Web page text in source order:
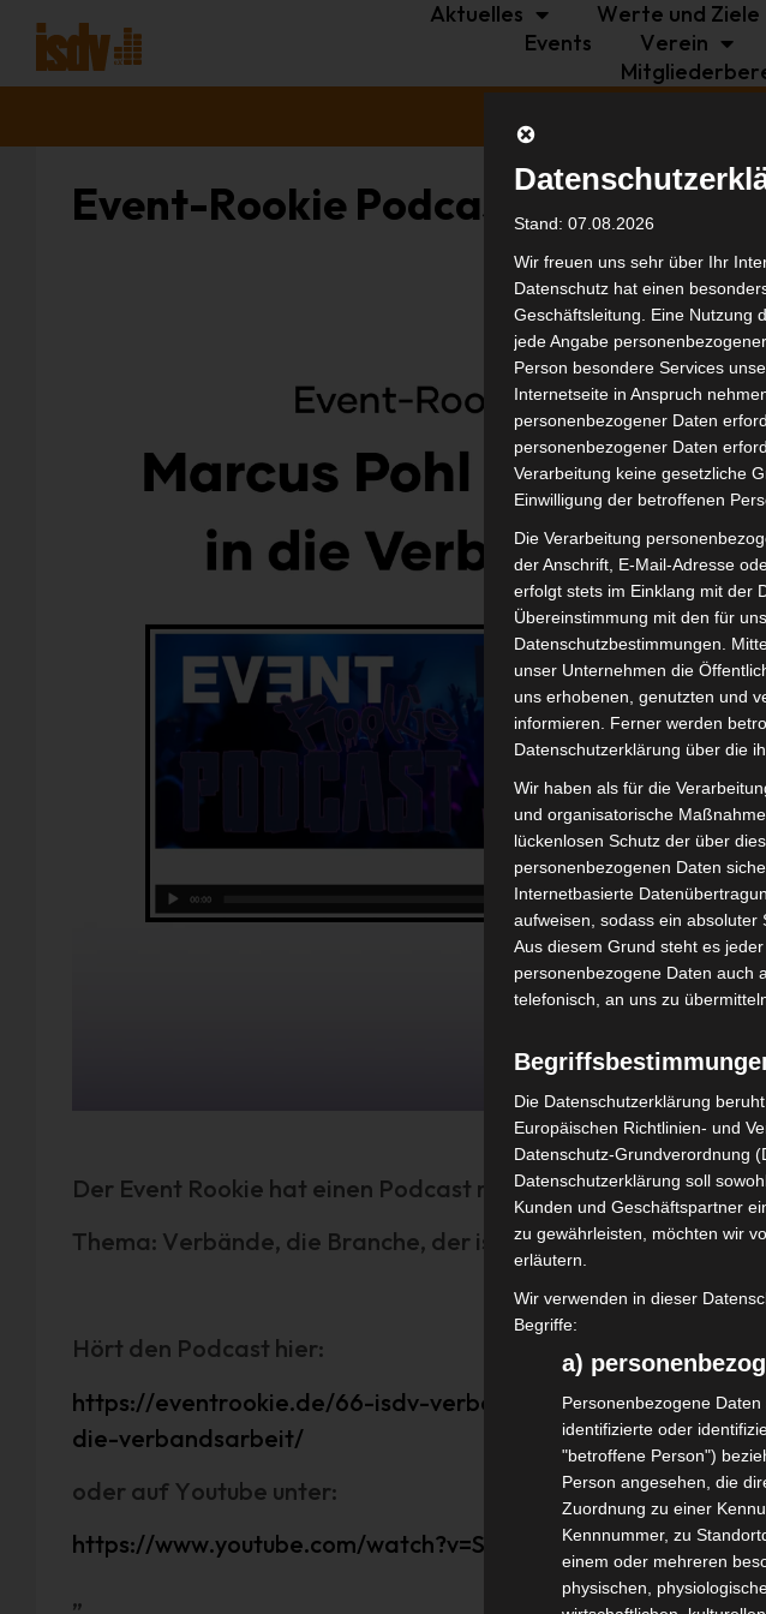
Aktuelles Werte und Ziele
Events
Verein
Event-Rookie Podcast
Der Event Rookie hat einen Podcast mit Marcus Pohl
Thema: Verbände, die Branche, der isdv und der ganze Rest.
Hört den Podcast hier:
https://eventrookie.de/66-isdv-verbaende-marcus-pohl-
die-verbandsarbeit/
oder auf Youtube unter:
https://www.youtube.com/watch?v=SAonM9BNpfs
„
Stand: 07.08.2026
Wir freuen uns sehr über Ihr
Datenschutz hat einen
Geschäftsleitung. Eine Nutzung
jede Angabe
Person besondere Services
Internetseite in Anspruch
personenbezogener Daten
personenbezogener Daten
Verarbeitung keine gesetzliche
Einwilligung der betroffenen
Die Verarbeitung
der Anschrift, E-Mail-Adresse
erfolgt stets im Einklang mit der
Übereinstimmung mit den für
Datenschutzbestimmungen.
unser Unternehmen die
uns erhobenen, genutzten und
informieren. Ferner werden
Datenschutzerklärung über die
Wir haben als für die
und organisatorische
lückenlosen Schutz der über
personenbezogenen Daten
Internetbasierte
aufweisen, sodass ein absoluter
Aus diesem Grund steht es
personenbezogene Daten auch
telefonisch, an uns zu
Die Datenschutzerklärung
Europäischen Richtlinien- und
Datenschutz-Grundverordnung
Datenschutzerklärung soll
Kunden und Geschäftspartner
zu gewährleisten, möchten wir
erläutern.
Wir verwenden in dieser
Begriffe:
a)
Personenbezogene
identifizierte oder
"betroffene Person")
Person angesehen, die
Zuordnung zu einer
Kennnummer, zu
einem oder mehreren
physischen,